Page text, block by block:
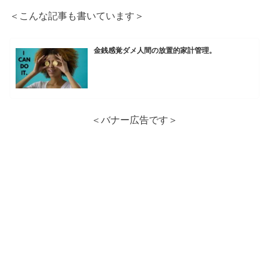
＜こんな記事も書いています＞
金銭感覚ダメ人間の放置的家計管理。
＜バナー広告です＞